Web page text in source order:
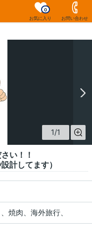
お気に入り
0
お問い合わせ
1/1
い！！
計してます）
焼肉、海外旅行、